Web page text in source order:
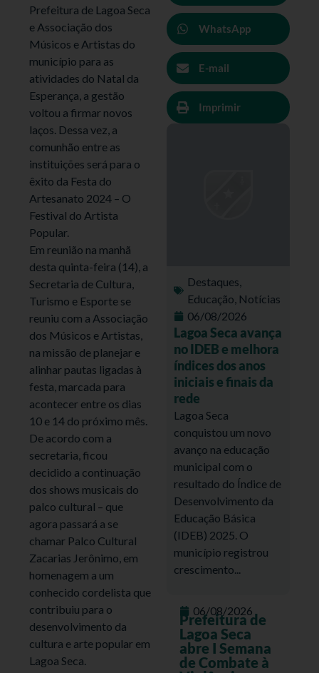
Prefeitura de Lagoa Seca
e Associação dos
Músicos e Artistas do
município para as
atividades do Natal da
Esperança, a gestão
voltou a firmar novos
laços. Dessa vez, a
comunhão entre as
instituições será para o
êxito da Festa do
Artesanato 2024 – O
Festival do Artista
Popular.
Em reunião na manhã
desta quinta-feira (14), a
Secretaria de Cultura,
Turismo e Esporte se
reuniu com a Associação
dos Músicos e Artistas,
na missão de planejar e
alinhar pautas ligadas à
festa, marcada para
acontecer entre os dias
10 e 14 do próximo mês.
De acordo com a
secretaria, ficou
decidido a continuação
dos shows musicais do
palco cultural – que
agora passará a se
chamar Palco Cultural
Zacarias Jerônimo, em
homenagem a um
conhecido cordelista que
contribuiu para o
desenvolvimento da
cultura e arte popular em
Lagoa Seca.
WhatsApp
E-mail
Imprimir
Destaques,
Educação, Notícias
06/08/2026
Lagoa Seca avança
no IDEB e melhora
índices dos anos
iniciais e finais da
rede
Lagoa Seca
conquistou um novo
avanço na educação
municipal com o
resultado do Índice de
Desenvolvimento da
Educação Básica
(IDEB) 2025. O
município registrou
crescimento...
06/08/2026
Prefeitura de
Lagoa Seca
abre I Semana
de Combate à